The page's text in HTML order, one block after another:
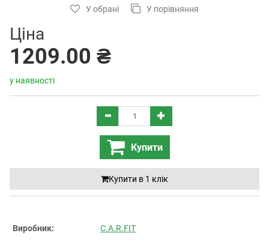
У обрані У порівняння
Ціна
1209.00 ₴
у наявності
Купити
Купити в 1 клiк
Виробник: C.A.R.FIT